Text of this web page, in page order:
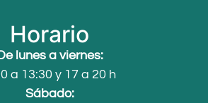
Horario
lunes a viernes:
a 13:30 y 17 a 20 h
Sábado: